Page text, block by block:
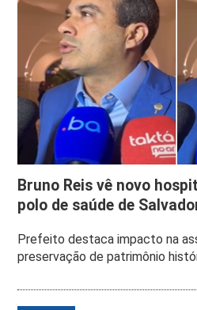
Bruno Reis vê novo
polo de saúde de
Prefeito destaca impacto na
preservação de patrimônio